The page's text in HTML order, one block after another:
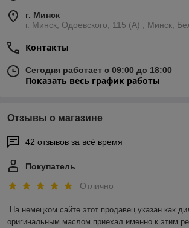
г. Минск
г. Минск, Одоевского, 115 (А) , Минск,
Контакты
Сегодня работает с 09:00 до 18:00
Показать весь график работы
Отзывы о магазине
42 отзывов за всё время
Покупатель
Отлично
На немецком сайте этот продавец указан как
оригинальным маслом приехал именно к этим